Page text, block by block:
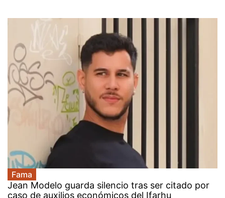
Fama
Jean Modelo guarda silencio tras ser citado por
caso de auxilios económicos del Ifarhu